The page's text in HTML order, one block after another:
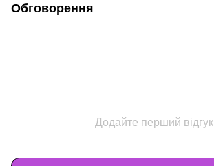
Обговорення
Додайте перший відгук